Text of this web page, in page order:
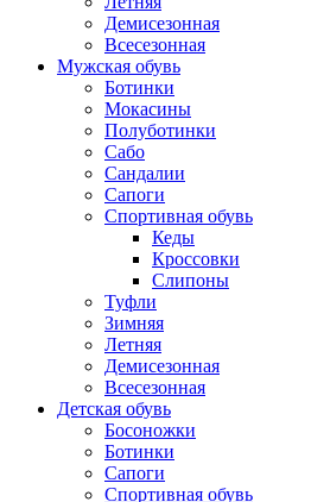
Демисезонная
Всесезонная
Мужская обувь
Ботинки
Мокасины
Полуботинки
Сабо
Сандалии
Сапоги
Спортивная обувь
Кеды
Кроссовки
Слипоны
Туфли
Зимняя
Летняя
Демисезонная
Всесезонная
Детская обувь
Босоножки
Ботинки
Сапоги
Спортивная обувь